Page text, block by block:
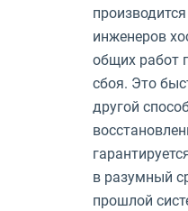
инженеров
общих работ
сбоя. Это
другой
в разумный
прошлой